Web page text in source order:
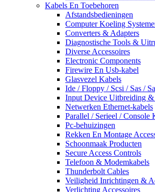
Kabels En Toebehoren
Afstandsbedieningen
Computer Koeling
Converters & Adapters
Diagnostische Tools &
Diverse Accessoires
Electronic Components
Firewire En Usb-kabel
Glasvezel Kabels
Ide / Floppy / Scsi / Sas /
Input Device Uitbreiding
Netwerken Ethernet-kabels
Parallel / Serieel / Console
Pc-behuizingen
Rekken En Montage
Schoonmaak Producten
Secure Access Controls
Telefoon & Modemkabels
Thunderbolt Cables
Veiligheid Inrichtingen &
Verlichting Accessoires